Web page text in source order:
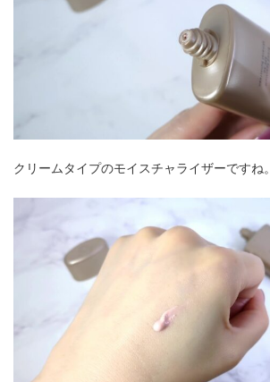
クリームタイプのモイスチャライザーですね。